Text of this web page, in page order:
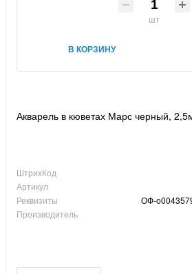
шт
В КОРЗИНУ
Акварель в кюветах Марс черный,
ШтрихКод
Артикул
Реквизиты
ОФ-
Производитель